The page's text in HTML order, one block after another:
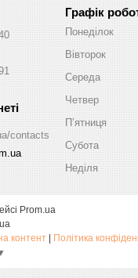
contacts
Графік
Понеділок
Вівторок
Середа
Четвер
Пʼятниця
Субота
Неділя
Prom.ua
контент
Політика